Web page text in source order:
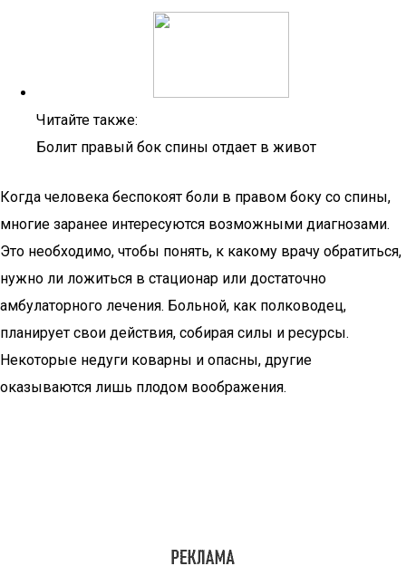
Читайте также:
Болит правый бок спины отдает в живот
Когда человека беспокоят боли в правом боку со спины,
многие заранее интересуются возможными диагнозами.
Это необходимо, чтобы понять, к какому врачу обратиться,
нужно ли ложиться в стационар или достаточно
амбулаторного лечения. Больной, как полководец,
планирует свои действия, собирая силы и ресурсы.
Некоторые недуги коварны и опасны, другие
оказываются лишь плодом воображения.